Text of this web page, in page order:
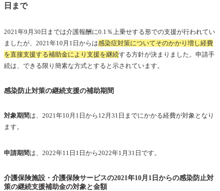
日まで
2021年9月30日までは介護報酬に0.1％上乗せする形での支援が行われてい
ましたが、2021年10月1日からは感染症対策についてそのかかり増し経費
を直接支援する補助金により支援を継続する方針が決まりました。申請手
続は、できる限り簡素な方式とすると示されています。
感染防止対策の継続支援の補助期間
対象期間 は、2021年10月1日から12月31日までにかかる経費が対象となり
ます。
申請期間 は、2022年11日1日から2022年1月31日です。
介護保険施設・介護保険サービスの2021年10月1日からの感染防止対
策の継続支援補助金の対象と金額